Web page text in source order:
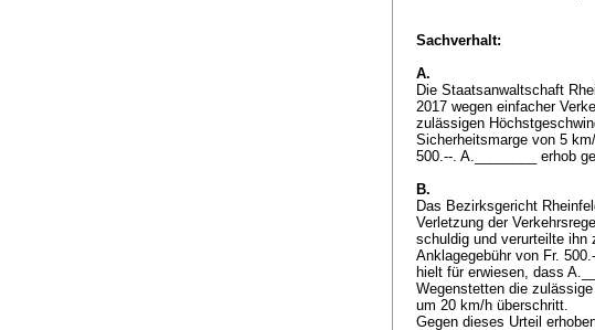
Sachverhalt:
A.
Die Staatsanwaltschaft
2017 wegen einfacher
zulässigen
Sicherheitsmarge von 5
500.--. A.________ erhob
B.
Das Bezirksgericht
Verletzung der
schuldig und verurteilte ihn
Anklagegebühr von Fr.
hielt für erwiesen, dass
Wegenstetten die
um 20 km/h überschritt.
Gegen dieses Urteil